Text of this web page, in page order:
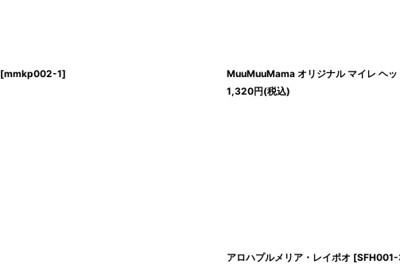
[mmkp002-1]
MuuMuuMama オリジナル マイレ ヘッ
1,320円(税込)
アロハプルメリア・レイポオ [